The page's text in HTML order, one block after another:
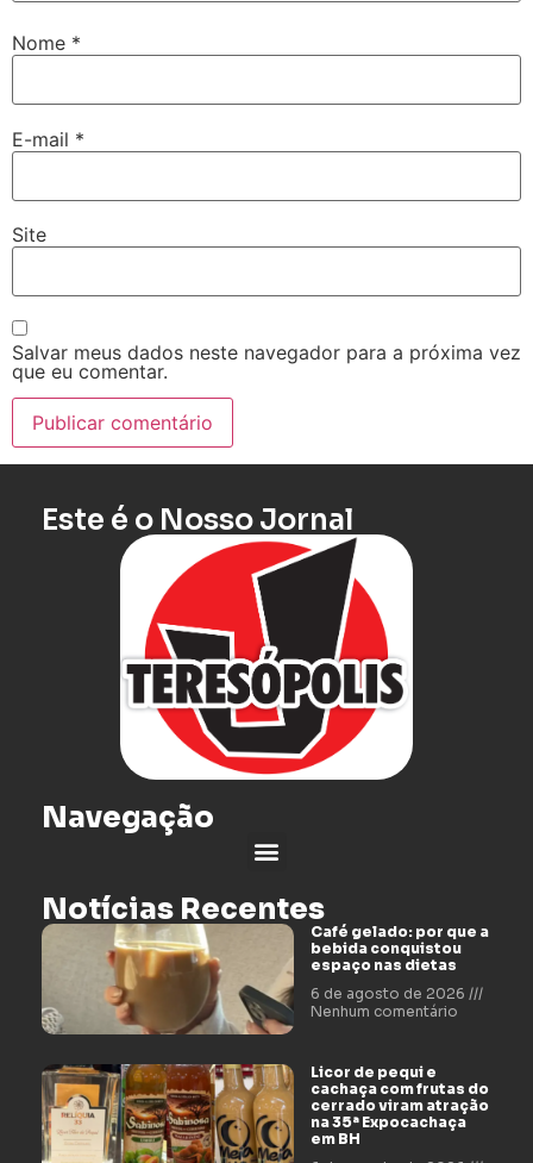
Nome *
E-mail *
Site
Salvar meus dados neste navegador para a próxima vez
que eu comentar.
Este é o Nosso Jornal
Navegação
Notícias Recentes
Café gelado: por que a
bebida conquistou
espaço nas dietas
6 de agosto de 2026
Nenhum comentário
Licor de pequi e
cachaça com frutas do
cerrado viram atração
na 35ª Expocachaça
em BH